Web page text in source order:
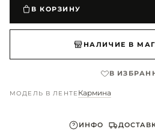
В КОРЗИНУ
НАЛИЧИЕ В
В
МОДЕЛЬ В ЛЕНТЕ Кармина
ИНФО